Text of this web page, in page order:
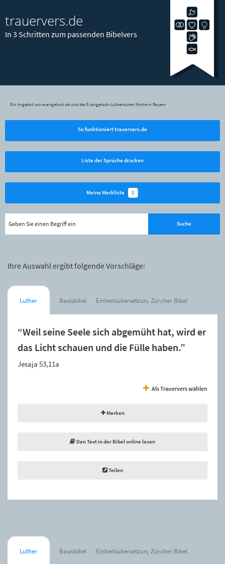
trauervers.de
In 3 Schritten zum passenden Bibelvers
Ein Angebot von evangelisch.de und der Evangelisch-Lutherischen Kirche in Bayern
So funktioniert trauervers.de
Liste der Sprüche drucken
Meine Merkliste 1
Ihre Auswahl ergibt folgende Vorschläge:
Luther Basisbibel Einheitsübersetzung Zürcher Bibel
“Weil seine Seele sich abgemüht hat, wird er
das Licht schauen und die Fülle haben.”
Jesaja 53,11a
Als Trauervers wählen
Merken
Den Text in der Bibel online lesen
Teilen
Luther Basisbibel Einheitsübersetzung Zürcher Bibel